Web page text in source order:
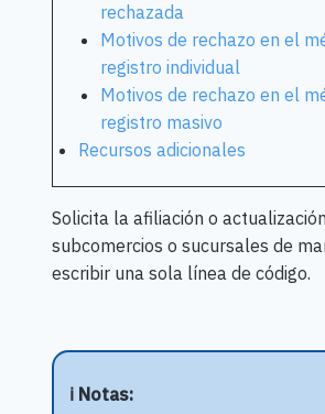
rechazada
Motivos de rechazo en el
registro individual
Motivos de rechazo en el
registro masivo
Recursos adicionales
Solicita la afiliación o
subcomercios o sucursales de
escribir una sola línea de código.
ℹ️ Notas: